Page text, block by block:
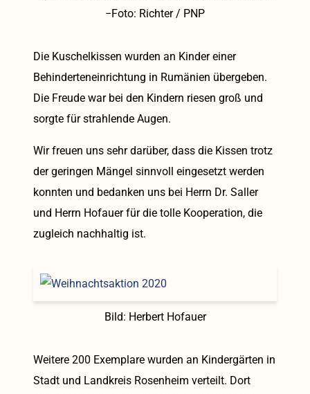
−Foto: Richter / PNP
Die Kuschelkissen wurden an Kinder einer
Behinderteneinrichtung in Rumänien übergeben.
Die Freude war bei den Kindern riesen groß und
sorgte für strahlende Augen.
Wir freuen uns sehr darüber, dass die Kissen trotz
der geringen Mängel sinnvoll eingesetzt werden
konnten und bedanken uns bei Herrn Dr. Saller
und Herrn Hofauer für die tolle Kooperation, die
zugleich nachhaltig ist.
Bild: Herbert Hofauer
Weitere 200 Exemplare wurden an Kindergärten in
Stadt und Landkreis Rosenheim verteilt. Dort